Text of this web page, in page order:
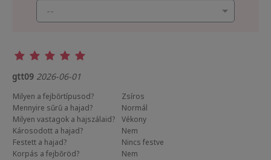
gtt09 2026-06-01
Milyen a fejbőrtípusod?
Zsíros
Mennyire sűrű a hajad?
Normál
Milyen vastagok a hajszálaid?
Vékony
Károsodott a hajad?
Nem
Festett a hajad?
Nincs festve
Korpás a fejbőröd?
Nem